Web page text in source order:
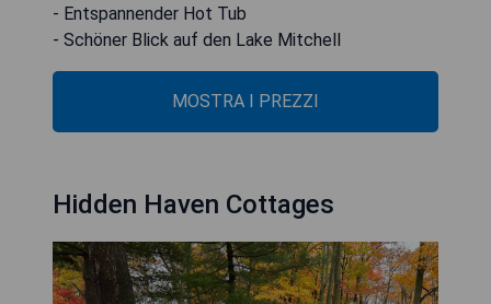
- Entspannender Hot Tub
- Schöner Blick auf den Lake Mitchell
MOSTRA I PREZZI
Hidden Haven Cottages